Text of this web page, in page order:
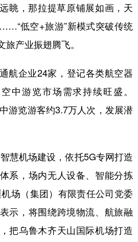
，那拉提草原铺展如画，天
低空+旅游”新模式突破传统
产业振翅腾飞。
企业24家，登记各类航空器
中游览市场需求持续旺盛。
游览游客约3.7万人次，发展潜
机场建设，依托5G专网打造
系，场内无人设备、智能分拣
场（集团）有限责任公司党委
示，将围绕跨境物流、航旅融
把乌鲁木齐天山国际机场打造